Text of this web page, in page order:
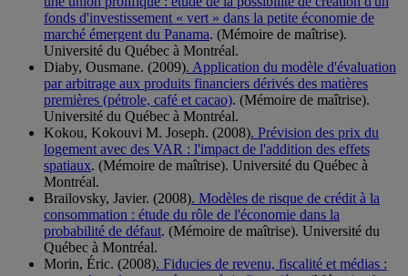
fonds d'investissement « vert » dans la petite économie de
marché émergent du Panama. (Mémoire de maîtrise).
Université du Québec à Montréal.
Diaby, Ousmane. (2009). Application du modèle d'évaluation
par arbitrage aux produits financiers dérivés des matières
premières (pétrole, café et cacao). (Mémoire de maîtrise).
Université du Québec à Montréal.
Kokou, Kokouvi M. Joseph. (2008). Prévision des prix du
logement avec des VAR : l'impact de l'addition des effets
spatiaux. (Mémoire de maîtrise). Université du Québec à
Montréal.
Brailovsky, Javier. (2008). Modèles de risque de crédit à la
consommation : étude du rôle de l'économie dans la
probabilité de défaut. (Mémoire de maîtrise). Université du
Québec à Montréal.
Morin, Éric. (2008). Fiducies de revenu, fiscalité et médias :